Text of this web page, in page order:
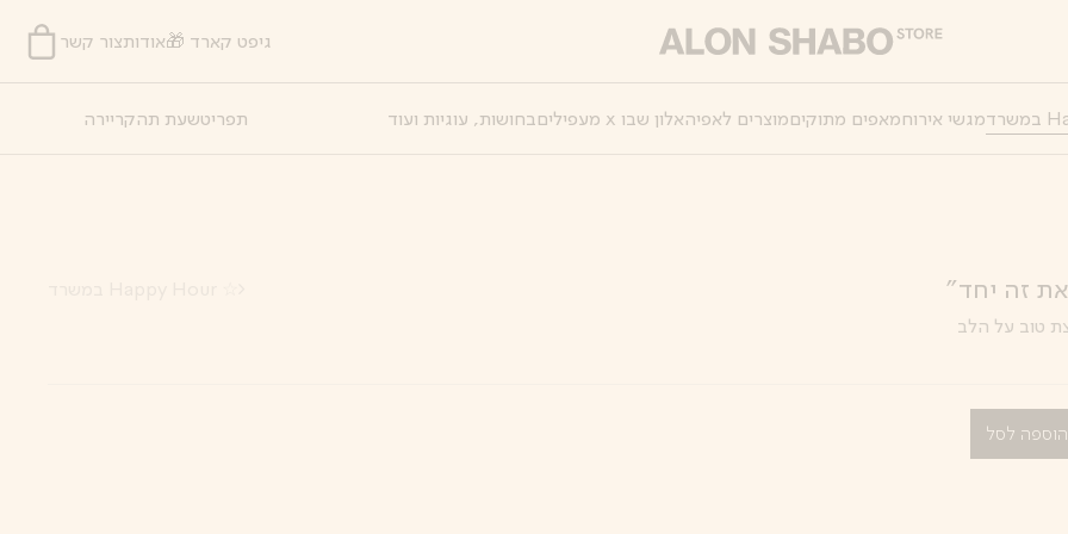
גיפט קארד 🎁אודותצור קשר
מגשי אירוחמאפים מתוקיםמוצרים לאפיהאלון שבו x מעפילים בחושות, עוגיות ועוד תפריטשעת תהקריירה
זה יחד״
טוב על הלב
הוספה לסל